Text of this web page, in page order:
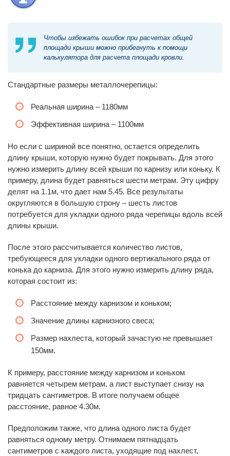
Чтобы избежать ошибок при расчетах общей
площади крыши можно прибегнуть к помощи
калькулятора для расчета площади кровли.
Стандартные размеры металлочерепицы:
Реальная ширина – 1180мм
Эффективная ширина – 1100мм
Но если с шириной все понятно, остается определить
длину крыши, которую нужно будет покрывать. Для этого
нужно измерить длину всей крыши по карнизу или коньку. К
примеру, длина будет равняться шести метрам. Эту цифру
делят на 1.1м, что дает нам 5.45. Все результаты
округляются в большую строну – шесть листов
потребуется для укладки одного ряда черепицы вдоль всей
длины крыши.
После этого рассчитывается количество листов,
требующееся для укладки одного вертикального ряда от
конька до карниза. Для этого нужно измерить длину ряда,
которая состоит из:
Расстояние между карнизом и коньком;
Значение длины карнизного свеса;
Размер нахлеста, который зачастую не превышает
150мм.
К примеру, расстояние между карнизом и коньком
равняется четырем метрам, а лист выступает снизу на
тридцать сантиметров. В итоге получаем общее
расстояние, равное 4.30м.
Предположим также, что длина одного листа будет
равняться одному метру. Отнимаем пятнадцать
сантиметров с каждого листа, уходящие под нахлест,